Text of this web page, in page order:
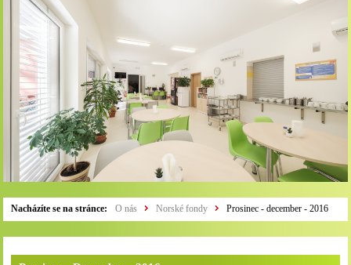
Nacházíte se na stránce: O nás Norské fondy Prosinec - december - 2016